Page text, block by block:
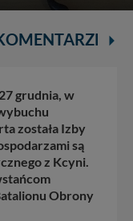
( 1 )
grudnia, w
została Izby
są
z Kcyni.
Obrony